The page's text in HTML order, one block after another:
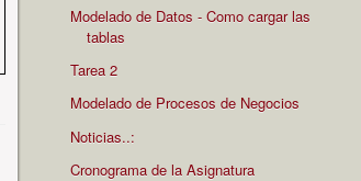
Modelado de Datos - Como cargar las
tablas
Tarea 2
Modelado de Procesos de Negocios
Noticias..:
Cronograma de la Asignatura